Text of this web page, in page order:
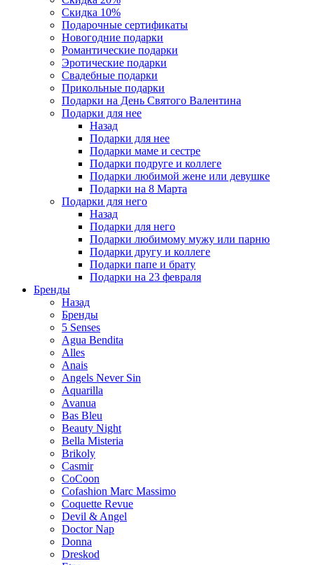
Скидка 10%
Подарочные сертификаты
Новогодние подарки
Романтические подарки
Эротические подарки
Свадебные подарки
Прикольные подарки
Подарки на День Святого Валентина
Подарки для нее
Назад
Подарки для нее
Подарки маме и сестре
Подарки подруге и коллеге
Подарки любимой жене или девушке
Подарки на 8 Марта
Подарки для него
Назад
Подарки для него
Подарки любимому мужу или парню
Подарки другу и коллеге
Подарки папе и брату
Подарки на 23 февраля
Бренды
Назад
Бренды
5 Senses
Agua Bendita
Alles
Anais
Angels Never Sin
Aquarilla
Avanua
Bas Bleu
Beauty Night
Bella Misteria
Brikoly
Casmir
CoCoon
Cofashion Marc Massimo
Coquette Revue
Devil & Angel
Doctor Nap
Donna
Dreskod